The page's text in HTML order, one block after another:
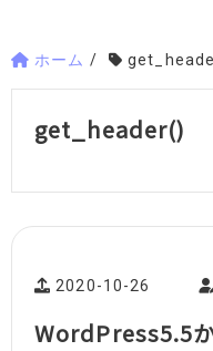
ホーム /
get_header()
2020-10-26
WordPress5.5